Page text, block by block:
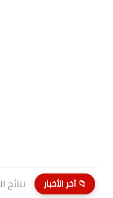
📁 آخر الأخبار